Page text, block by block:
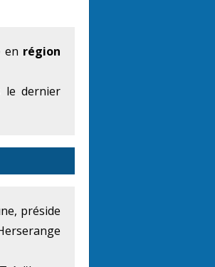
en région
le dernier
préside